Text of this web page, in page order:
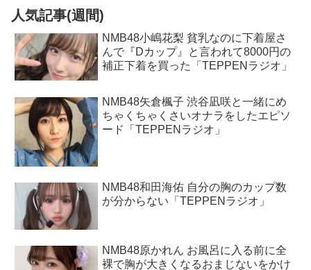
人気記事(週間)
NMB48小嶋花梨 貧乳なのに下着屋さ
んで『Dカップ』と言われて8000円の
補正下着を買った「TEPPENラジオ」
NMB48矢倉楓子 渋谷凪咲と一緒にめ
ちゃくちゃくさいオナラをしたエピソ
ード「TEPPENラジオ」
NMB48和田海佑 自分の胸のカップ数
が分からない「TEPPENラジオ」
NMB48原かれん お風呂に入る前に全
裸で胸が大きくなるおまじないをかけ